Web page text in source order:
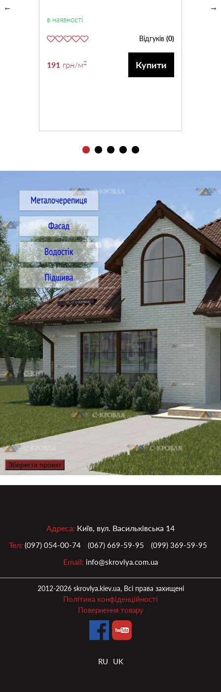
в наявності
Відгуків (0)
191 грн/м2 Купити
Зберегти проект
Адреса: Київ, вул. Васильківська 14
Тел: (097) 054-00-74 (067) 669-59-95 (099) 369-59-95
Email: info@skrovlya.com.ua
2012-2026 skrovlya.kiev.ua, Всі права захищені
Політика конфіденційності
Повернення товару
RU UK